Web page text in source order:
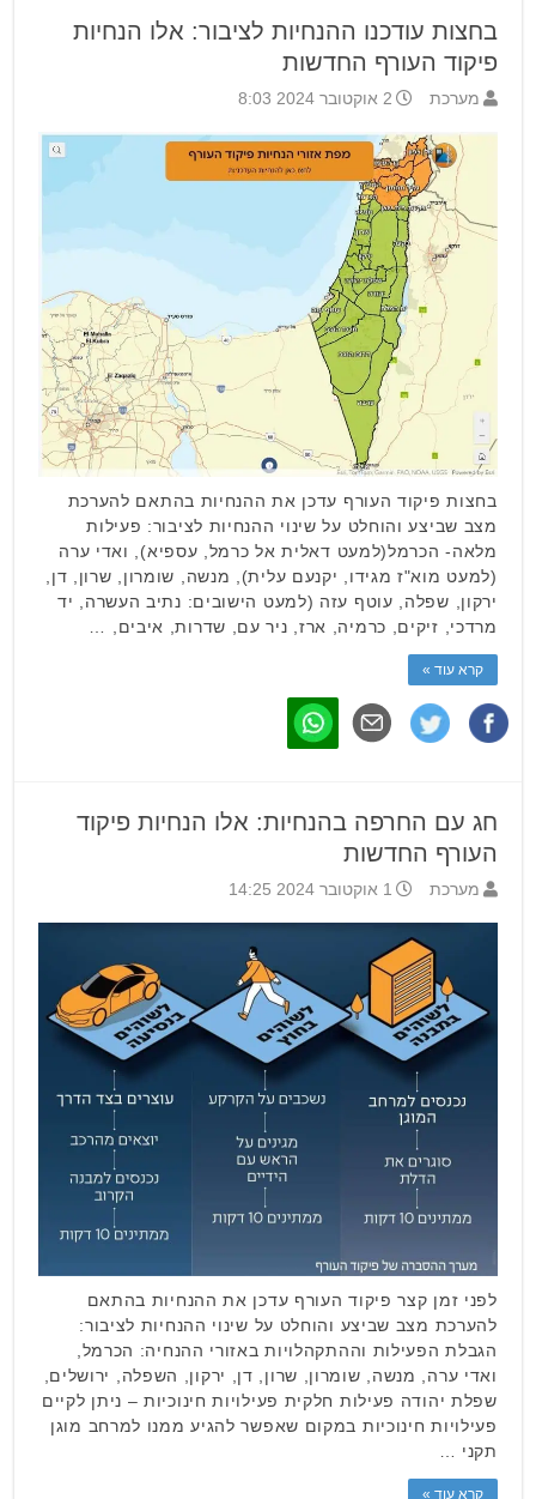
בחצות עודכנו ההנחיות לציבור: אלו הנחיות
פיקוד העורף החדשות
מערכת 2 אוקטובר 2024 8:03
בחצות פיקוד העורף עדכן את ההנחיות בהתאם להערכת
מצב שביצע והוחלט על שינוי ההנחיות לציבור: פעילות
מלאה- הכרמל(למעט דאלית אל כרמל, עספיא), ואדי ערה
(למעט מוא"ז מגידו, יקנעם עלית), מנשה, שומרון, שרון, דן,
ירקון, שפלה, עוטף עזה (למעט הישובים: נתיב העשרה, יד
מרדכי, זיקים, כרמיה, ארז, ניר עם, שדרות, איבים, …
קרא עוד »
חג עם החרפה בהנחיות: אלו הנחיות פיקוד
העורף החדשות
מערכת 1 אוקטובר 2024 14:25
לפני זמן קצר פיקוד העורף עדכן את ההנחיות בהתאם
להערכת מצב שביצע והוחלט על שינוי ההנחיות לציבור:
הגבלת הפעילות וההתקהלויות באזורי ההנחיה: הכרמל,
ואדי ערה, מנשה, שומרון, שרון, דן, ירקון, השפלה, ירושלים,
שפלת יהודה פעילות חלקית פעילויות חינוכיות – ניתן לקיים
פעילויות חינוכיות במקום שאפשר להגיע ממנו למרחב מוגן
תקני …
קרא עוד »